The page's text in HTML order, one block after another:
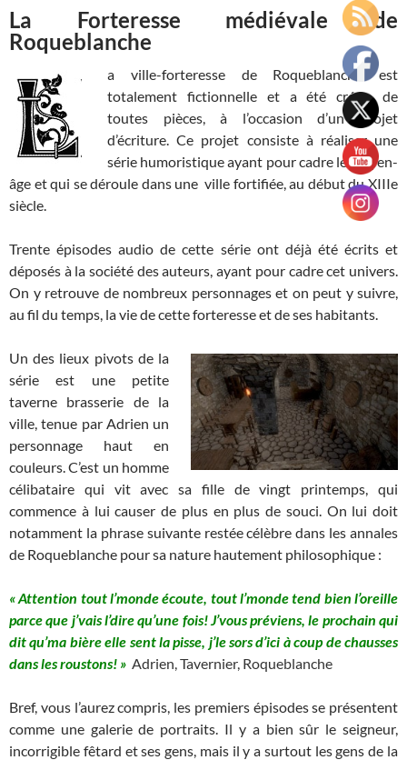
La Forteresse médiévale de
Roqueblanche
a ville-forteresse de Roqueblanche est
totalement fictionnelle et a été créée, de
toutes pièces, à l’occasion d’un projet
d’écriture. Ce projet consiste à réaliser une
série humoristique ayant pour cadre le moyen-
âge et qui se déroule dans une ville fortifiée, au début du XIIIe
siècle.
Trente épisodes audio de cette série ont déjà été écrits et
déposés à la société des auteurs, ayant pour cadre cet univers.
On y retrouve de nombreux personnages et on peut y suivre,
au fil du temps, la vie de cette forteresse et de ses habitants.
Un des lieux pivots de la
série est une petite
taverne brasserie de la
ville, tenue par Adrien un
personnage haut en
couleurs. C’est un homme
célibataire qui vit avec sa fille de vingt printemps, qui
commence à lui causer de plus en plus de souci. On lui doit
notamment la phrase suivante restée célèbre dans les annales
de Roqueblanche pour sa nature hautement philosophique :
« Attention tout l’monde écoute, tout l’monde tend bien l’oreille
parce que j’vais l’dire qu’une fois! J’vous préviens, le prochain qui
dit qu’ma bière elle sent la pisse, j’le sors d’ici à coup de chausses
dans les roustons! » Adrien, Tavernier, Roqueblanche
Bref, vous l’aurez compris, les premiers épisodes se présentent
comme une galerie de portraits. Il y a bien sûr le seigneur,
incorrigible fêtard et ses gens, mais il y a surtout les gens de la